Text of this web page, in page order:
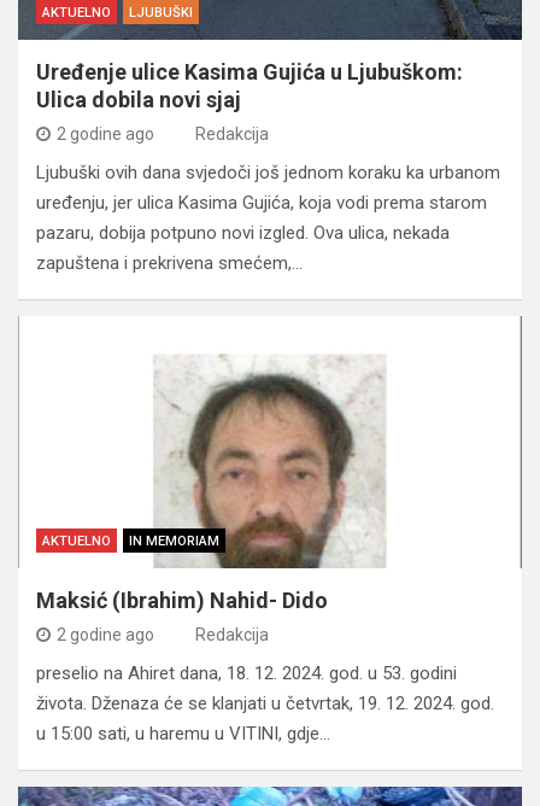
AKTUELNO LJUBUŠKI
Uređenje ulice Kasima Gujića u Ljubuškom:
Ulica dobila novi sjaj
2 godine ago Redakcija
Ljubuški ovih dana svjedoči još jednom koraku ka urbanom
uređenju, jer ulica Kasima Gujića, koja vodi prema starom
pazaru, dobija potpuno novi izgled. Ova ulica, nekada
zapuštena i prekrivena smećem,…
AKTUELNO IN MEMORIAM
Maksić (Ibrahim) Nahid- Dido
2 godine ago Redakcija
preselio na Ahiret dana, 18. 12. 2024. god. u 53. godini
života. Dženaza će se klanjati u četvrtak, 19. 12. 2024. god.
u 15:00 sati, u haremu u VITINI, gdje…